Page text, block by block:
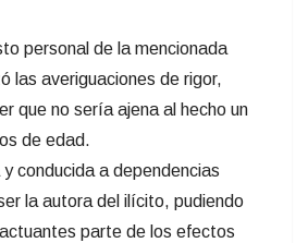
personal de la mencionada
las averiguaciones de rigor,
que no sería ajena al hecho un
de edad.
conducida a dependencias
la autora del ilícito, pudiendo
parte de los efectos